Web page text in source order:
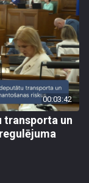
00:03:42
transporta un